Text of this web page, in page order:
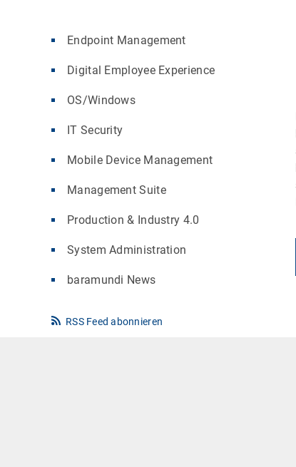
Endpoint Management
Digital Employee Experience
OS/Windows
IT Security
Mobile Device Management
Management Suite
Production & Industry 4.0
System Administration
baramundi News
RSS Feed abonnieren